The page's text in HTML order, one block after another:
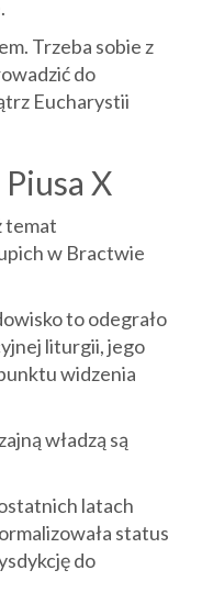
Trzeba sobie z
do
Eucharystii
X
temat
w Bractwie
to odegrało
liturgii, jego
widzenia
władzą są
latach
status
do